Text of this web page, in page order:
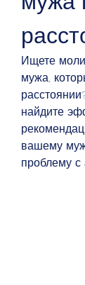
Ищете
мужа,
найдите
вашему
проблему с